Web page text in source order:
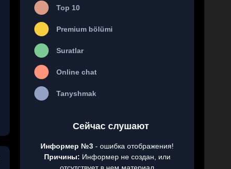
Top 10
Premium bölümi
Suratlar
Online chat
Tanyshmak
Сейчас слушают
Информер №3 - ошибка отображения!
Причины: Информер не создан, или